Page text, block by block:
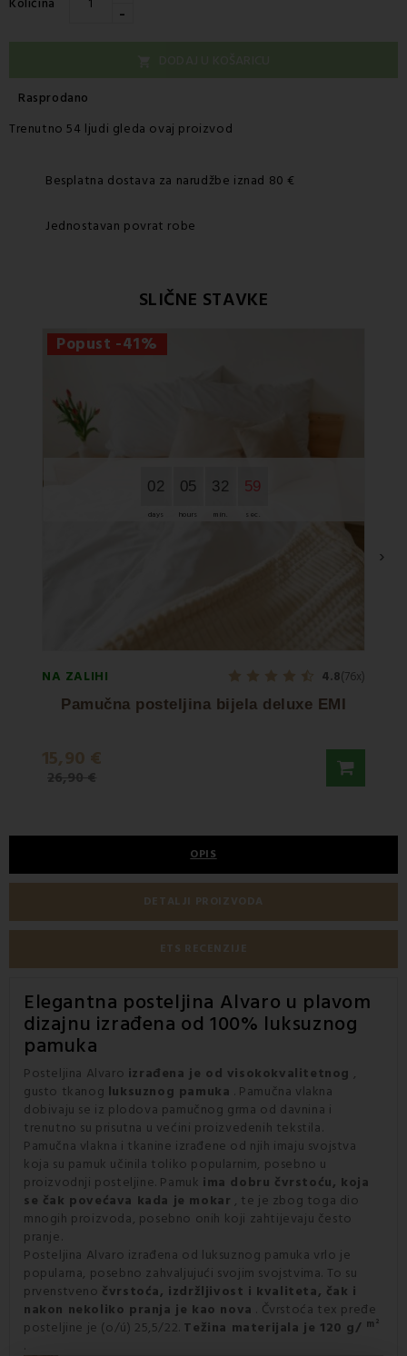
-
Rasprodano
Trenutno 54 ljudi gleda ovaj proizvod
Besplatna dostava za narudžbe iznad 80 €
Jednostavan povrat robe
SLIČNE STAVKE
Popust -41%
02
days
05
hours
32
min.
58
sec.
NA ZALIHI 4.8(76x)
Pamučna posteljina bijela deluxe EMI
15,90 €
26,90 €
›
OPIS
DETALJI PROIZVODA
ETS RECENZIJE
Elegantna posteljina Alvaro u plavom
dizajnu izrađena od 100% luksuznog
pamuka
Posteljina Alvaro izrađena je od visokokvalitetnog ,
gusto tkanog luksuznog pamuka . Pamučna vlakna
dobivaju se iz plodova pamučnog grma od davnina i
trenutno su prisutna u većini proizvedenih tekstila.
Pamučna vlakna i tkanine izrađene od njih imaju svojstva
koja su pamuk učinila toliko popularnim, posebno u
proizvodnji posteljine. Pamuk ima dobru čvrstoću, koja
se čak povećava kada je mokar , te je zbog toga dio
mnogih proizvoda, posebno onih koji zahtijevaju često
pranje.
Posteljina Alvaro izrađena od luksuznog pamuka vrlo je
popularna, posebno zahvaljujući svojim svojstvima. To su
prvenstveno čvrstoća, izdržljivost i kvaliteta, čak i
nakon nekoliko pranja je kao nova . Čvrstoća tex pređe
posteljine je (o/ú) 25,5/22. Težina materijala je 120 g/ m²
.